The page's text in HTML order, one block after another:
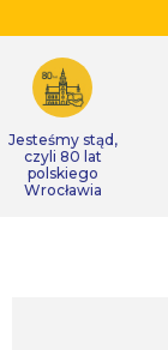
Jesteśmy stąd,
czyli 80 lat
polskiego
Wrocławia